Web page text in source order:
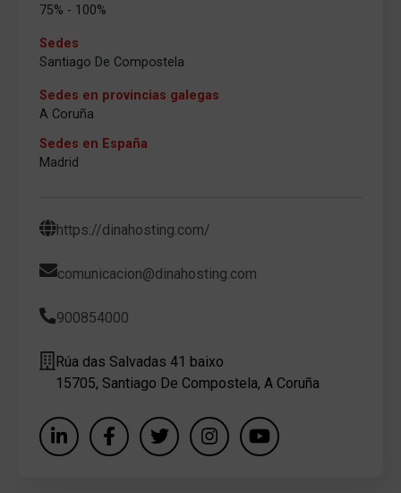
75% - 100%
Sedes
Santiago De Compostela
Sedes en provincias galegas
A Coruña
Sedes en España
Madrid
https://dinahosting.com/
comunicacion@dinahosting.com
900854000
Rúa das Salvadas 41 baixo
15705, Santiago De Compostela, A Coruña